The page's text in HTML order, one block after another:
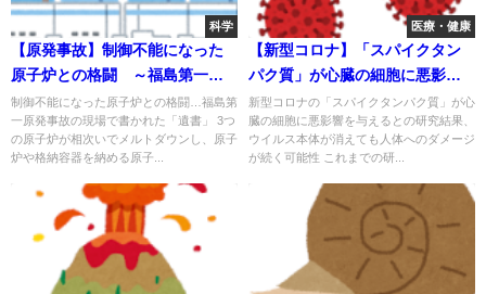
科学
【原発事故】制御不能になった
原子炉との格闘 ～福島第一原
発事故の現場で書かれた「遺
書」～
制御不能になった原子炉との格闘…福島第
一原発事故の現場で書かれた「遺書」 3つ
の原子炉が相次いでメルトダウンし、原子
炉や格納容器を納める原子...
医療・健康
【新型コロナ】「スパイクタン
パク質」が心臓の細胞に悪影響
を与える！～ウイルス本体が消
えても人体へのダメージが続く
可能性～
新型コロナの「スパイクタンパク質」が心
臓の細胞に悪影響を与えるとの研究結果、
ウイルス本体が消えても人体へのダメージ
が続く可能性 これまでの研...